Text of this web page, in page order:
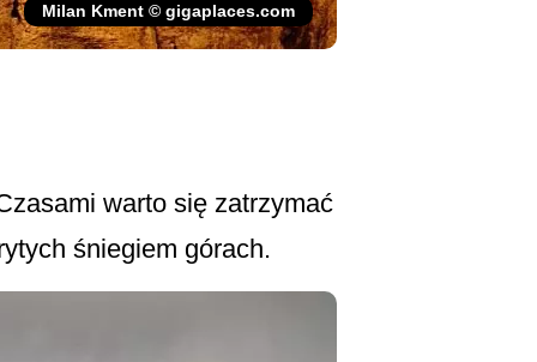
Milan Kment © gigaplaces.com
warto się zatrzymać
śniegiem górach.